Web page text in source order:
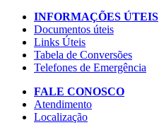
INFORMAÇÕES ÚTEIS
Documentos úteis
Links Úteis
Tabela de Conversões
Telefones de Emergência
FALE CONOSCO
Atendimento
Localização